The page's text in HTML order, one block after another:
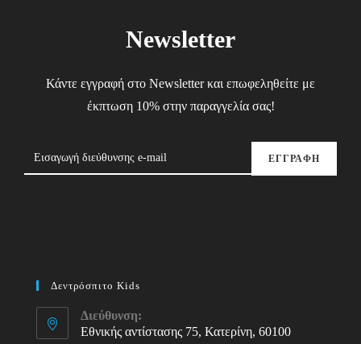
Newsletter
Κάντε εγγραφή στο Newsletter και επωφεληθείτε με
έκπτωση 10% στην παραγγελία σας!
ΕΓΓΡΑΦΗ
Δεντρόσπιτο Kids
Διεύθυνση:
Εθνικής αντίστασης 75, Κατερίνη, 60100